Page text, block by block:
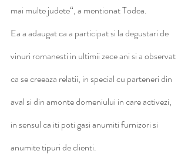
mai multe judete“, a mentionat Todea.
Ea a adaugat ca a participat si la degustari de
vinuri romanesti in ultimii zece ani si a observat
ca se creeaza relatii, in special cu parteneri din
aval si din amonte domeniului in care activezi,
in sensul ca iti poti gasi anumiti furnizori si
anumite tipuri de clienti.